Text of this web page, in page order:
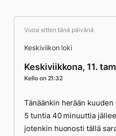
Vuosi sitten tänä päivänä
Keskiviikon loki
Keskiviikkona, 11.
Kello on 21:32
Tänäänkin herään
5 tuntia 40 minuuttia
jotenkin huonosti tällä